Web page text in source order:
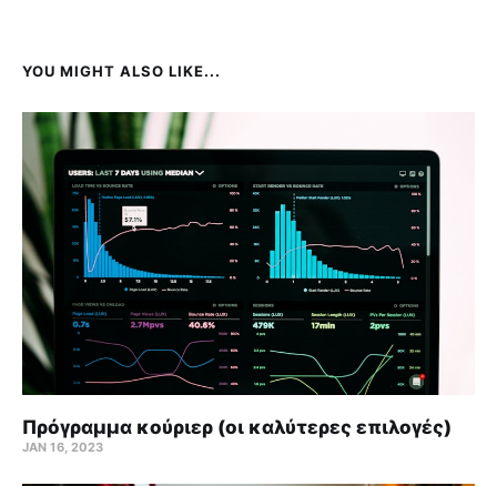
YOU MIGHT ALSO LIKE...
Πρόγραμμα κούριερ (οι καλύτερες επιλογές)
JAN 16, 2023